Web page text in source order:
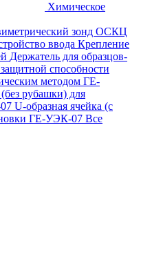
Химическое
зонд ОСКЦ
ввода Крепление
Держатель для образцов-
способности
методом ГЕ-
рубашки) для
U-образная ячейка (с
ГЕ-УЭК-07 Все